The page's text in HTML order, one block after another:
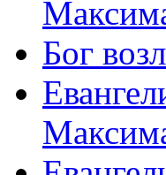
Бог